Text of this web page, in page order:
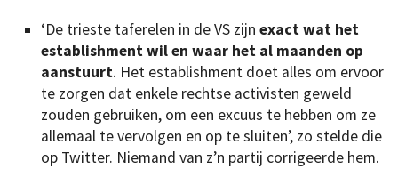
‘De trieste taferelen in de VS zijn exact wat het
establishment wil en waar het al maanden op
aanstuurt. Het establishment doet alles om ervoor
te zorgen dat enkele rechtse activisten geweld
zouden gebruiken, om een excuus te hebben om ze
allemaal te vervolgen en op te sluiten’, zo stelde die
op Twitter. Niemand van z’n partij corrigeerde hem.